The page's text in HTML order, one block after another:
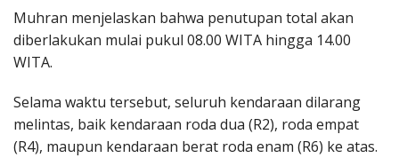
Muhran menjelaskan bahwa penutupan total akan
diberlakukan mulai pukul 08.00 WITA hingga 14.00
WITA.
Selama waktu tersebut, seluruh kendaraan dilarang
melintas, baik kendaraan roda dua (R2), roda empat
(R4), maupun kendaraan berat roda enam (R6) ke atas.